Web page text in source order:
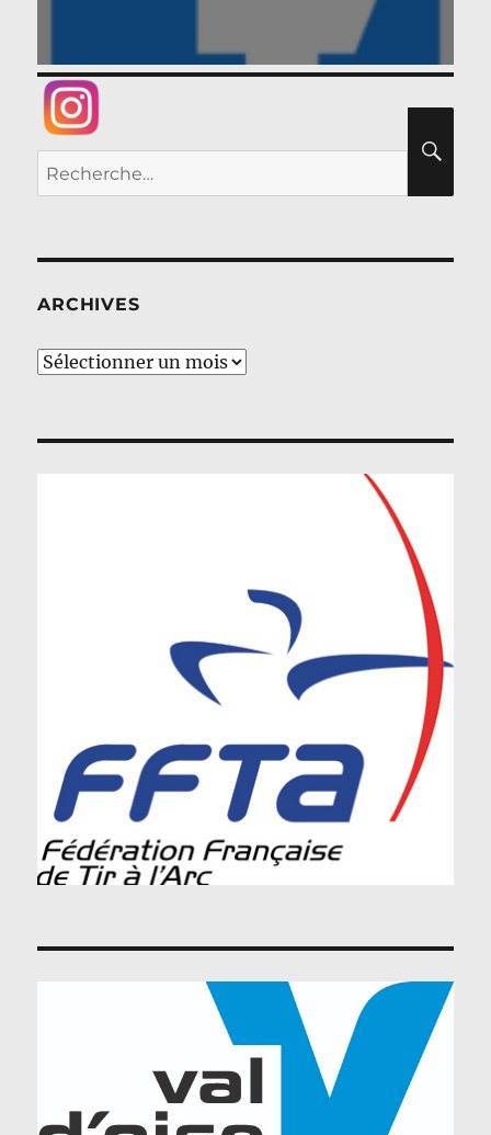
Recherche
pour :
ARCHIVES
Archives